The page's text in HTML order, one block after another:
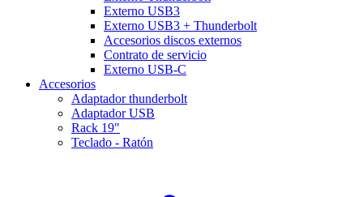
Externo USB3
Externo USB3 + Thunderbolt
Accesorios discos externos
Contrato de servicio
Externo USB-C
Accesorios
Adaptador thunderbolt
Adaptador USB
Rack 19"
Teclado - Ratón